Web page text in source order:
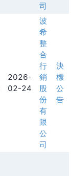
司
2026-
02-24
波
希
整
合
行
銷
股
份
有
限
公
司
決
標
公
告